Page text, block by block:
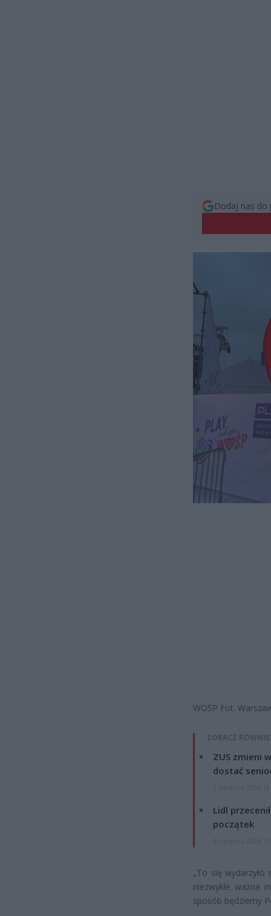
Dodaj nas do
WOŚP Fot.
ZOBACZ
ZUS zmieni
dostać
Lidl
początek
„To się
niezwykle ważna
sposób będziemy